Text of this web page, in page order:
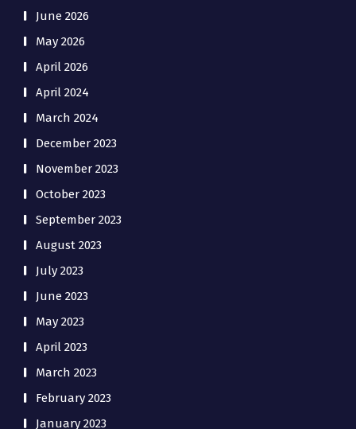
June 2026
May 2026
April 2026
April 2024
March 2024
December 2023
November 2023
October 2023
September 2023
August 2023
July 2023
June 2023
May 2023
April 2023
March 2023
February 2023
January 2023